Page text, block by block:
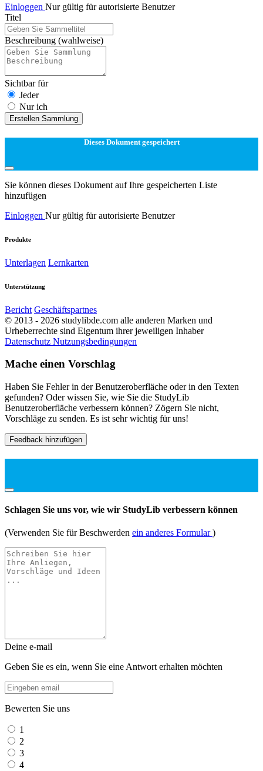
Einloggen Nur gültig für autorisierte Benutzer
Titel
Beschreibung (wahlweise)
Sichtbar für
Jeder
Nur ich
Erstellen Sammlung
Dieses Dokument gespeichert
Sie können dieses Dokument auf Ihre gespeicherten Liste
hinzufügen
Einloggen Nur gültig für autorisierte Benutzer
Produkte
Unterlagen Lernkarten
Unterstützung
Bericht Geschäftspartnes
© 2013 - 2026 studylibde.com alle anderen Marken und
Urheberrechte sind Eigentum ihrer jeweiligen Inhaber
Datenschutz Nutzungsbedingungen
Mache einen Vorschlag
Haben Sie Fehler in der Benutzeroberfläche oder in den Texten
gefunden? Oder wissen Sie, wie Sie die StudyLib
Benutzeroberfläche verbessern können? Zögern Sie nicht,
Vorschläge zu senden. Es ist sehr wichtig für uns!
Feedback hinzufügen
Schlagen Sie uns vor, wie wir StudyLib verbessern können
(Verwenden Sie für Beschwerden ein anderes Formular)
Deine e-mail
Geben Sie es ein, wenn Sie eine Antwort erhalten möchten
Bewerten Sie uns
1
2
3
4